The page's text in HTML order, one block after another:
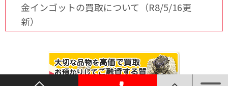
金インゴットの買取について（R8/5/16更
新）